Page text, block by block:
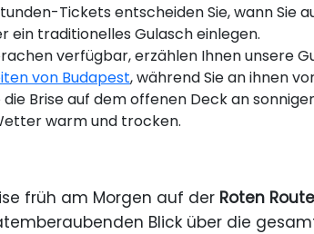
Tickets entscheiden Sie, wann Sie
ein traditionelles Gulasch einlegen.
verfügbar, erzählen Ihnen unsere
von Budapest, während Sie an ihnen
die Brise auf dem offenen Deck an
warm und trocken.
früh am Morgen auf der Roten Route
Blick über die